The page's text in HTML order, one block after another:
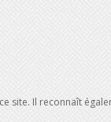
site. Il reconnaît